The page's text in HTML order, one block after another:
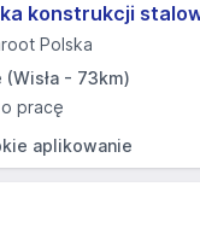
konstrukcji
Polska
(Wisła - 73km)
pracę
aplikowanie